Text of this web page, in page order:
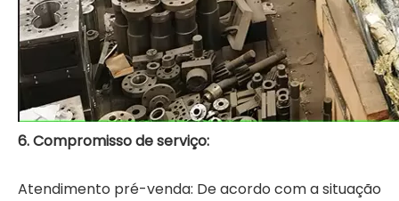
6. Compromisso de serviço:
Atendimento pré-venda: De acordo com a situação